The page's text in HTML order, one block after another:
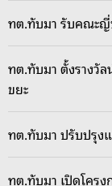
ทต.ทับมา รับคณะ
ทต.ทับมา ตั้งรางวั
ขยะ
ทต.ทับมา ปรับปรุง
ทต.ทับมา เปิดโคร